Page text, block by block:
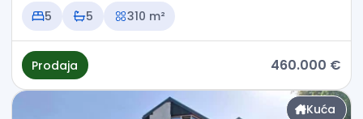
5
5 310 m²
Prodaja 460.000 €
Kuća